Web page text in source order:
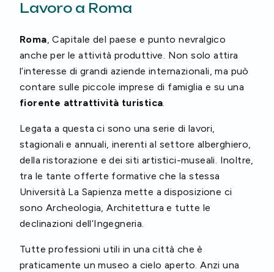
Lavoro a Roma
Roma, Capitale del paese e punto nevralgico
anche per le attività produttive. Non solo attira
l’interesse di grandi aziende internazionali, ma può
contare sulle piccole imprese di famiglia e su una
fiorente attrattività turistica.
Legata a questa ci sono una serie di lavori,
stagionali e annuali, inerenti al settore alberghiero,
della ristorazione e dei siti artistici-museali. Inoltre,
tra le tante offerte formative che la stessa
Università La Sapienza mette a disposizione ci
sono Archeologia, Architettura e tutte le
declinazioni dell’Ingegneria.
Tutte professioni utili in una città che è
praticamente un museo a cielo aperto. Anzi una